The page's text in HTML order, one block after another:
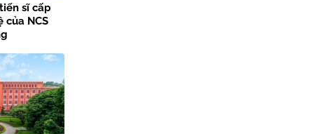
sĩ cấp
của NCS